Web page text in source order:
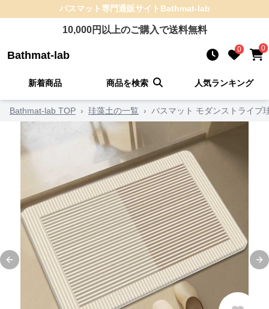
バスマット専門通販サイト Bathmat-lab
10,000円以上のご購入で送料無料
Bathmat-lab 0 0
新着商品 商品を検索 人気ランキング
Bathmat-lab TOP › 珪藻土の一覧 › バスマット モダンストライプ
Previous slide